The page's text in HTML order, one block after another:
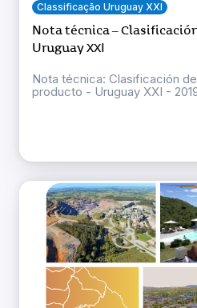
Classificação Uruguay XXI
Nota técnica –
Uruguay XXI
Nota técnica: Clasificación
producto - Uruguay XXI -